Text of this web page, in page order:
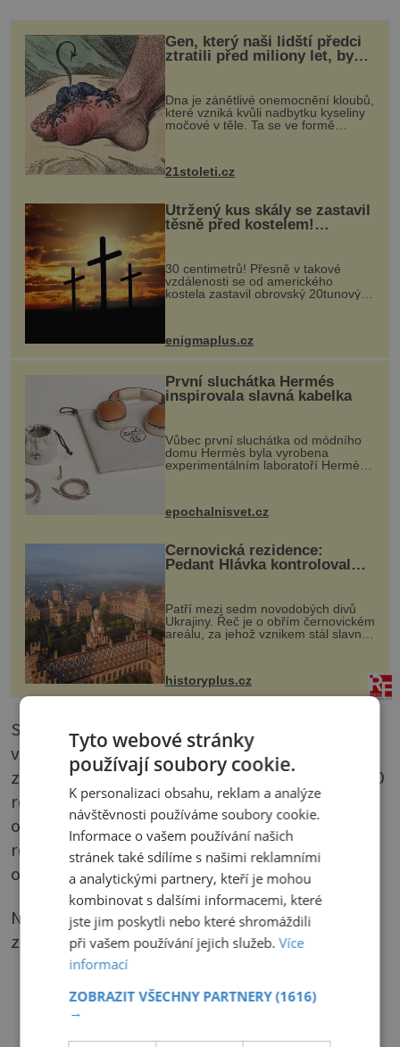
Gen, který naši lidští předci
ztratili před miliony let, by
mohl pomoci s léčbou
„nemoci králů“
Dna je zánětlivé onemocnění kloubů,
které vzniká kvůli nadbytku kyseliny
močové v těle. Ta se ve formě
nohou, a způsobuje bole...
21stoleti.cz
Utržený kus skály se zastavil
těsně před kostelem!
Ochránila ho boží síla?
30 centimetrů! Přesně v takové
vzdálenosti se od amerického
kostela zastavil obrovský 20tunový
...
enigmaplus.cz
První sluchátka Hermés
inspirovala slavná kabelka
Vůbec první sluchátka od módního
domu Hermès byla vyrobena
experimentálním laboratoří Hermès
kovový...
epochalnisvet.cz
Černovická rezidence:
Pedant Hlávka kontroloval
Patří mezi sedm novodobých divů
Ukrajiny. Řeč je o obřím černovickém
areálu, za jehož vznikem stál slavný
český architekt Josef Hlávka. Ten si
na něm dal mimořádně záležet. Jeho
historyplus.cz
Skupina RAW, která se skládá ze 4 ohňovek,
vyzdobte následujícím způsobem: Vycházejte
z ohňovky. Navlékněte 1 ks bicone, 1 ks (B) 11/0
rokajl a 1 ks bicone. Projděte skrz protilehlou
ohňovku. Navlékněte1 ks bicone a projděte
rokajlem. Navlékněte 1 ks bicone a projděte
ohňovkou.
Na konec náramku připevněte dvouřadé
zapínání.
Tyto webové stránky
používají soubory cookie.
K personalizaci obsahu, reklam a analýze
návštěvnosti používáme soubory cookie.
Informace o vašem používání našich
stránek také sdílíme s našimi reklamními
a analytickými partnery, kteří je mohou
kombinovat s dalšími informacemi, které
jste jim poskytli nebo které shromáždili
při vašem používání jejich služeb.Více
informací
ZOBRAZIT VŠECHNY PARTNERY(1616)
→